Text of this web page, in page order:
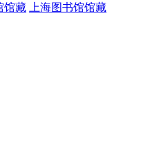
馆藏 上海图书馆馆藏